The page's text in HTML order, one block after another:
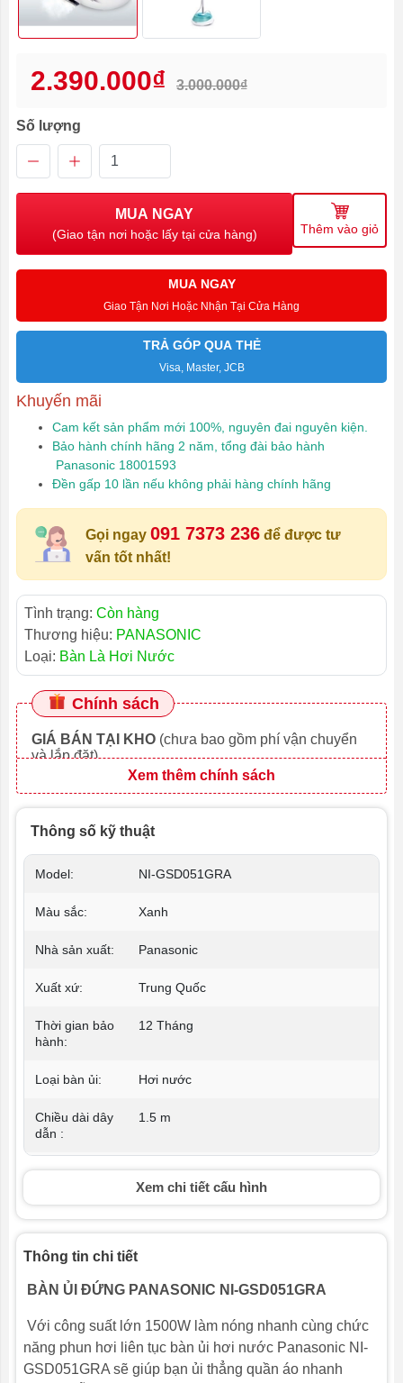
2.390.000₫ 3.000.000₫
Số lượng
MUA NGAY
(Giao tận nơi hoặc lấy tại cửa hàng) Thêm vào giỏ
MUA NGAY
Giao Tận Nơi Hoặc Nhận Tại Cửa Hàng
TRẢ GÓP QUA THẺ
Visa, Master, JCB
Khuyến mãi
Cam kết sản phẩm mới 100%, nguyên đai nguyên kiện.
Bảo hành chính hãng 2 năm, tổng đài bảo hành
Panasonic 18001593
Đền gấp 10 lần nếu không phải hàng chính hãng
Gọi ngay 091 7373 236 để được tư
vấn tốt nhất!
Tình trạng: Còn hàng
Thương hiệu: PANASONIC
Loại: Bàn Là Hơi Nước
Chính sách
GIÁ BÁN TẠI KHO (chưa bao gồm phí vận chuyển
và lắp đặt)
Xem thêm chính sách
Thông số kỹ thuật
Model: NI-GSD051GRA
Màu sắc: Xanh
Nhà sản xuất: Panasonic
Xuất xứ: Trung Quốc
Thời gian bảo
hành:
12 Tháng
Loại bàn ủi: Hơi nước
Chiều dài dây
dẫn :
1.5 m
Công suất : 1500 W
Dung tích
1600 ml
Điều chỉnh hơi
nước:
Xem chi tiết cấu hình
Thông tin chi tiết
BÀN ỦI ĐỨNG PANASONIC NI-GSD051GRA
Với công suất lớn 1500W làm nóng nhanh cùng chức
năng phun hơi liên tục bàn ủi hơi nước Panasonic NI-
GSD051GRA sẽ giúp bạn ủi thẳng quần áo nhanh